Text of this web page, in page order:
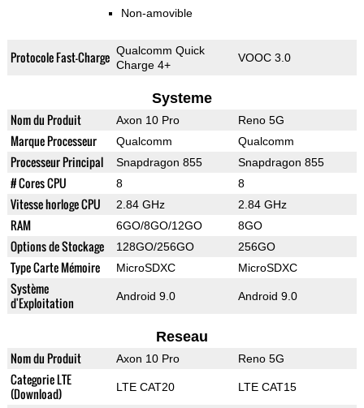
Non-amovible
Protocole Fast-Charge Qualcomm Quick
Charge 4+
VOOC 3.0
Systeme
Nom du Produit Axon 10 Pro Reno 5G
Marque Processeur Qualcomm Qualcomm
Processeur Principal Snapdragon 855 Snapdragon 855
# Cores CPU 8 8
Vitesse horloge CPU 2.84 GHz 2.84 GHz
RAM 6GO/8GO/12GO 8GO
Options de Stockage 128GO/256GO 256GO
Type Carte Mémoire MicroSDXC MicroSDXC
Système
d'Exploitation
Android 9.0 Android 9.0
Reseau
Nom du Produit Axon 10 Pro Reno 5G
Categorie LTE
(Download)
LTE CAT20 LTE CAT15